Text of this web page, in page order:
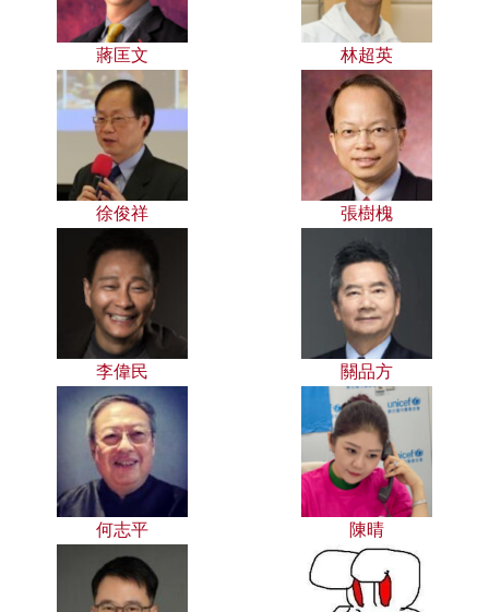
蔣匡文 林超英
徐俊祥 張樹槐
李偉民 關品方
何志平 陳晴